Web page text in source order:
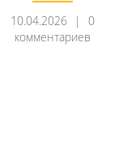
10.04.2026
0
комментариев